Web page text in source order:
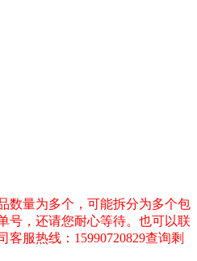
数量为多个，可能拆分为多个包
号，还请您耐心等待。也可以联
服热线：15990720829查询剩